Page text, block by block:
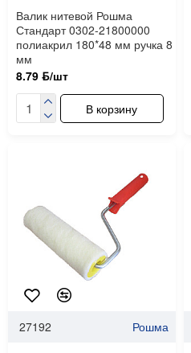
Валик нитевой Рошма
Стандарт 0302-21800000
полиакрил 180*48 мм ручка 8
мм
8.79 ƃ/шт
В корзину
27192 Рошма